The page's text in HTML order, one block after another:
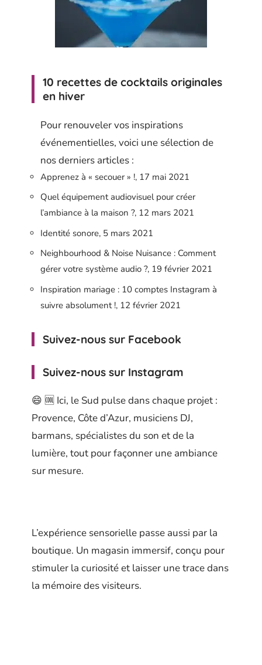
10 recettes de cocktails originales
en hiver
Pour renouveler vos inspirations
événementielles, voici une sélection de
nos derniers articles :
Apprenez à « secouer » !, 17 mai 2021
Quel équipement audiovisuel pour créer
l’ambiance à la maison ?, 12 mars 2021
Identité sonore, 5 mars 2021
Neighbourhood & Noise Nuisance : Comment
gérer votre système audio ?, 19 février 2021
Inspiration mariage : 10 comptes Instagram à
suivre absolument !, 12 février 2021
Suivez-nous sur Facebook
Suivez-nous sur Instagram
😄 🆒 Ici, le Sud pulse dans chaque projet :
Provence, Côte d’Azur, musiciens DJ,
barmans, spécialistes du son et de la
lumière, tout pour façonner une ambiance
sur mesure.
L’expérience sensorielle passe aussi par la
boutique. Un magasin immersif, conçu pour
stimuler la curiosité et laisser une trace dans
la mémoire des visiteurs.